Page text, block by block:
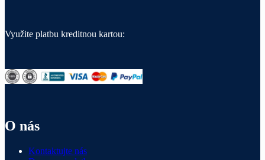
Využite platbu kreditnou kartou:
O nás
Kontaktujte nás